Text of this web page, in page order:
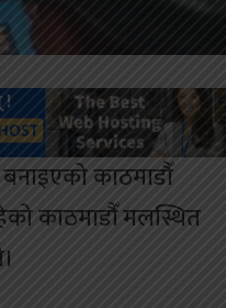
काठमाडौँ
काठमाडौँ मलस्थित